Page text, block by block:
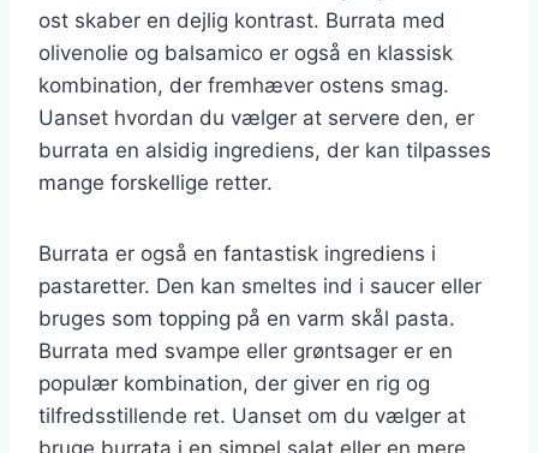
ost skaber en dejlig kontrast. Burrata med
olivenolie og balsamico er også en klassisk
kombination, der fremhæver ostens smag.
Uanset hvordan du vælger at servere den, er
burrata en alsidig ingrediens, der kan tilpasses
mange forskellige retter.
Burrata er også en fantastisk ingrediens i
pastaretter. Den kan smeltes ind i saucer eller
bruges som topping på en varm skål pasta.
Burrata med svampe eller grøntsager er en
populær kombination, der giver en rig og
tilfredsstillende ret. Uanset om du vælger at
bruge burrata i en simpel salat eller en mere